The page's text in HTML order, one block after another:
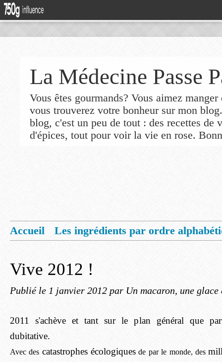
La Médecine Passe
Vous êtes gourmands? Vous aimez
vous trouverez votre bonheur sur mon
blog, c'est un peu de tout : des recettes de
d'épices, tout pour voir la vie en rose.
Accueil
Les ingrédients par ordre
Vive 2012 !
Publié le 1 janvier 2012 par Un macaron, une
2011 s'achève et tant sur le plan général que
dubitative.
Avec des catastrophes écologiques de par le monde, des